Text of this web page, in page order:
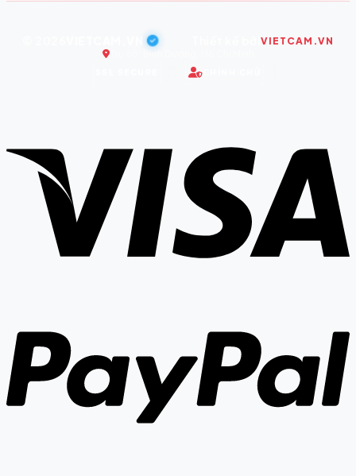
VIETCAM.VN
Trụ sở: Bình Dương, Hồ Chí Minh
CHÍNH CHỦ